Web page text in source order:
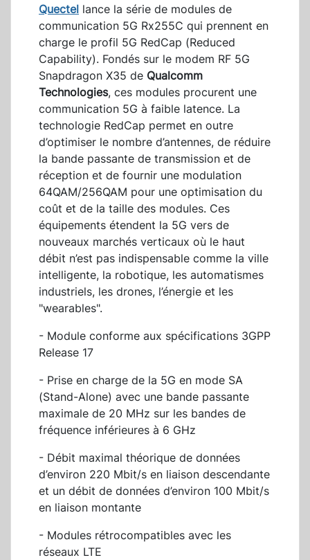
Quectel lance la série de modules de
communication 5G Rx255C qui prennent en
charge le profil 5G RedCap (Reduced
Capability). Fondés sur le modem RF 5G
Snapdragon X35 de Qualcomm
Technologies, ces modules procurent une
communication 5G à faible latence. La
technologie RedCap permet en outre
d’optimiser le nombre d’antennes, de réduire
la bande passante de transmission et de
réception et de fournir une modulation
64QAM/256QAM pour une optimisation du
coût et de la taille des modules. Ces
équipements étendent la 5G vers de
nouveaux marchés verticaux où le haut
débit n’est pas indispensable comme la ville
intelligente, la robotique, les automatismes
industriels, les drones, l’énergie et les
"wearables".
- Module conforme aux spécifications 3GPP
Release 17
- Prise en charge de la 5G en mode SA
(Stand-Alone) avec une bande passante
maximale de 20 MHz sur les bandes de
fréquence inférieures à 6 GHz
- Débit maximal théorique de données
d’environ 220 Mbit/s en liaison descendante
et un débit de données d’environ 100 Mbit/s
en liaison montante
- Modules rétrocompatibles avec les
réseaux LTE